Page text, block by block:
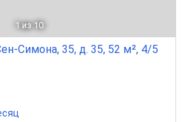
1 из 10
Симона, 35, д. 35, 52 м², 4/5